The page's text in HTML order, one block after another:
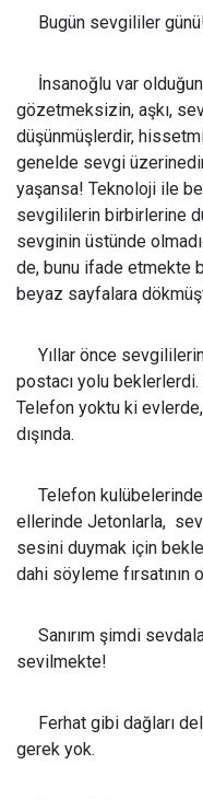
Bugün sevgililer
İnsanoğlu var
gözetmeksizin, aşkı,
düşünmüşlerdir,
genelde sevgi
yaşansa! Teknoloji ile
sevgililerin birbirlerine
sevginin üstünde
de, bunu ifade etmekte
beyaz sayfalara
Yıllar önce
postacı yolu
Telefon yoktu ki
dışında.
Telefon kulübelerinde
ellerinde Jetonlarla,
sesini duymak için
dahi söyleme fırsatının
Sanırım şimdi
sevilmekte!
Ferhat gibi dağları
gerek yok.